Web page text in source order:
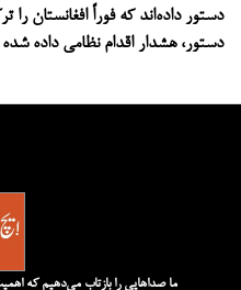
دستور داده‌اند که فوراً افغانستان
دستور، هشدار اقدام نظامی داده